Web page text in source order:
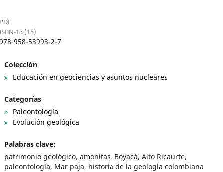
PDF
ISBN-13 (15)
978-958-53993-2-7
Colección
Educación en geociencias y asuntos nucleares
Categorías
Paleontología
Evolución geológica
Palabras clave:
patrimonio geológico, amonitas, Boyacá, Alto Ricaurte,
paleontología, Mar paja, historia de la geología colombiana